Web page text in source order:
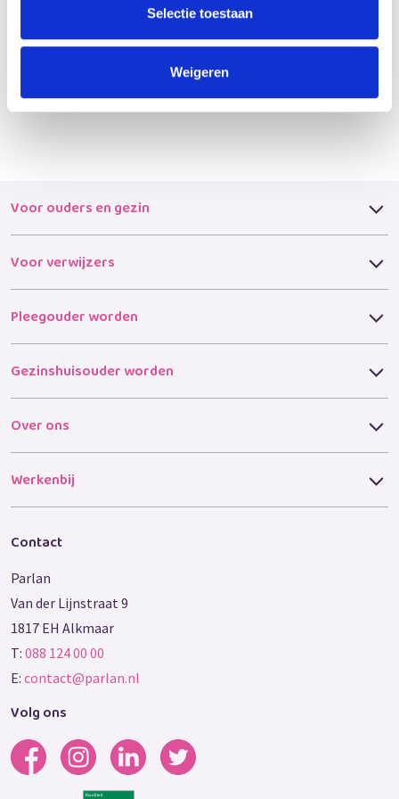
Selectie toestaan
Weigeren
echt het verschil maken in het leven van mensen. Belangrijk
en eervol werk, waar ik veel waardering voor heb."
(Bron: website gemeente Den Helder)
Voor ouders en gezin
Voor verwijzers
Pleegouder worden
Gezinshuisouder worden
Over ons
Werkenbij
Contact
Parlan
Van der Lijnstraat 9
1817 EH Alkmaar
T: 088 124 00 00
E: contact@parlan.nl
Volg ons